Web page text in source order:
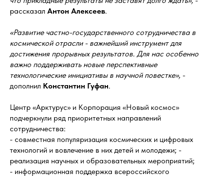
рассказал Антон Алексеев.
«Развитие частно-государственного сотрудничества в
космической отрасли - важнейший инструмент для
достижения прорывных результатов. Для нас особенно
важно поддерживать новые перспективные
технологические инициативы в научной повестке», -
дополнил Константин Гуфан.
Центр «Арктурус» и Корпорация «Новый космос»
подчеркнули ряд приоритетных направлений
сотрудничества:
- совместная популяризация космических и цифровых
технологий и вовлечение в них детей и молодежи; -
реализация научных и образовательных мероприятий;
- информационная поддержка всероссийского